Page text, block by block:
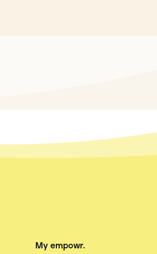
My empowr.